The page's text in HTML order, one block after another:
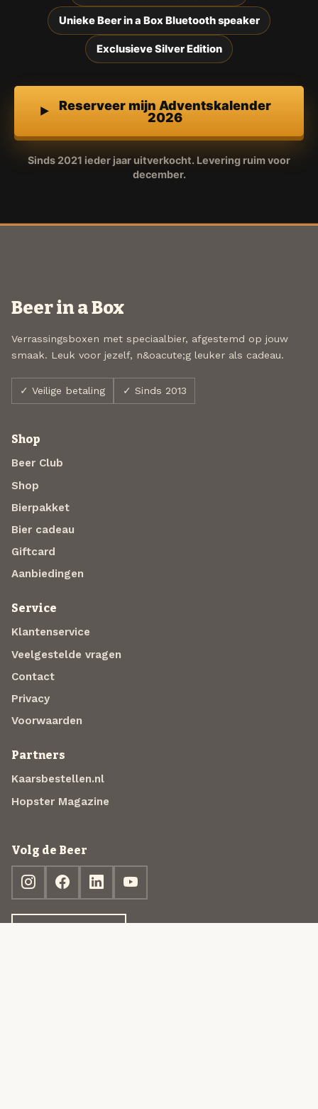
Unieke Beer in a Box Bluetooth speaker
Exclusieve Silver Edition
Reserveer mijn Adventskalender
2026
Sinds 2021 ieder jaar uitverkocht. Levering ruim voor
december.
Beer in a Box
Verrassingsboxen met speciaalbier, afgestemd op jouw
smaak. Leuk voor jezelf, n&oacute;g leuker als cadeau.
✓ Veilige betaling ✓ Sinds 2013
Shop
Beer Club
Shop
Bierpakket
Bier cadeau
Giftcard
Aanbiedingen
Service
Klantenservice
Veelgestelde vragen
Contact
Privacy
Voorwaarden
Partners
Kaarsbestellen.nl
Hopster Magazine
Volg de Beer